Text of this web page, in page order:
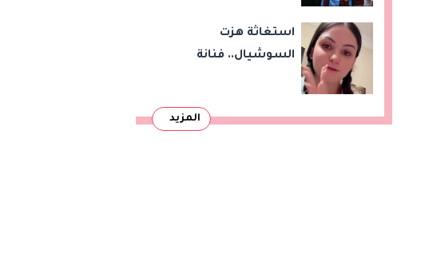
إلى ناديه الجديد
استغاثة هزت
السوشيال.. فنانة
وتكشف مفاجأة
المزيد